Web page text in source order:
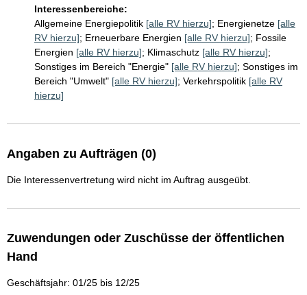
Interessenbereiche:
Allgemeine Energiepolitik [alle RV hierzu]; Energienetze [alle
RV hierzu]; Erneuerbare Energien [alle RV hierzu]; Fossile
Energien [alle RV hierzu]; Klimaschutz [alle RV hierzu];
Sonstiges im Bereich "Energie" [alle RV hierzu]; Sonstiges im
Bereich "Umwelt" [alle RV hierzu]; Verkehrspolitik [alle RV
hierzu]
Angaben zu Aufträgen (0)
Die Interessenvertretung wird nicht im Auftrag ausgeübt.
Zuwendungen oder Zuschüsse der öffentlichen
Hand
Geschäftsjahr: 01/25 bis 12/25